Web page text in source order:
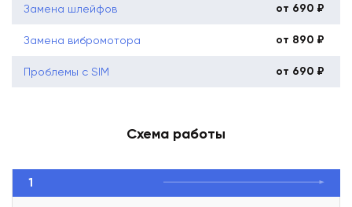
Замена шлейфов от 690 ₽
Замена вибромотора от 890 ₽
Проблемы с SIM от 690 ₽
Схема работы
1